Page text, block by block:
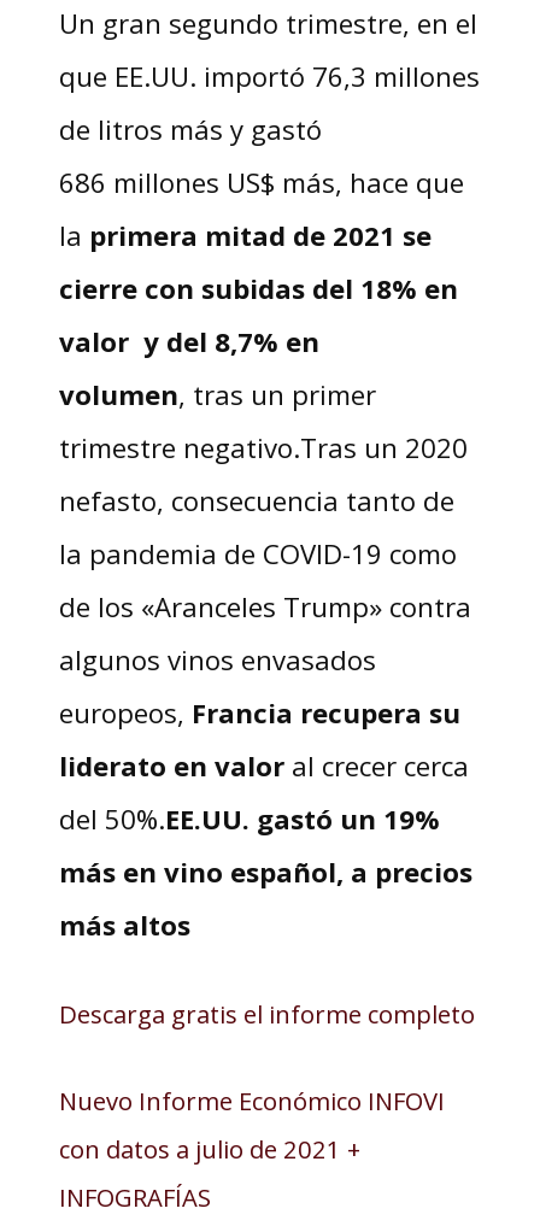
Un gran segundo trimestre, en el
que EE.UU. importó 76,3 millones
de litros más y gastó
686 millones US$ más, hace que
la primera mitad de 2021 se
cierre con subidas del 18% en
valor y del 8,7% en
volumen, tras un primer
trimestre negativo.Tras un 2020
nefasto, consecuencia tanto de
la pandemia de COVID-19 como
de los «Aranceles Trump» contra
algunos vinos envasados
europeos, Francia recupera su
liderato en valoral crecer cerca
del 50%.EE.UU. gastó un 19%
más en vino español, a precios
más altos
Descarga gratis el informe completo
Nuevo Informe Económico INFOVI
con datos a julio de 2021 +
INFOGRAFÍAS